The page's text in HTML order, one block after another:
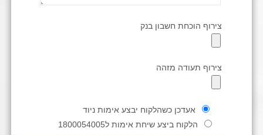
צירוף הוכחת חשבון בנק
צירוף תעודה מזהה
אעדכן כשהלקוח יבצע אימות ניוד
הלקוח ביצע שיחת אימות ל1800054005